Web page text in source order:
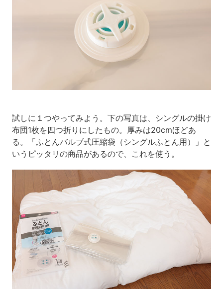
試しに１つやってみよう。下の写真は、シングルの掛け
布団1枚を四つ折りにしたもの。厚みは20cmほどあ
る。「ふとんバルブ式圧縮袋（シングルふとん用）」と
いうピッタリの商品があるので、これを使う。